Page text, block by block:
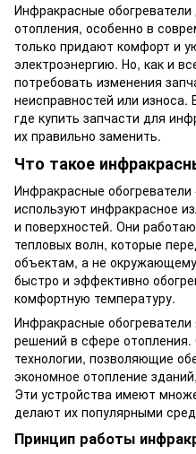
Инфракрасные
отопления, особенно в
только придают комфорт и
электроэнергию. Но, как и
потребовать изменения
неисправностей или
где купить запчасти для
их правильно заменить.
Что такое
Инфракрасные
используют инфракрасное
и поверхностей. Они
тепловых волн, которые
объектам, а не
быстро и эффективно
комфортную температуру.
Инфракрасные
решений в сфере
технологии, позволяющие
экономное отопление
Эти устройства имеют
делают их популярными
Принцип работы